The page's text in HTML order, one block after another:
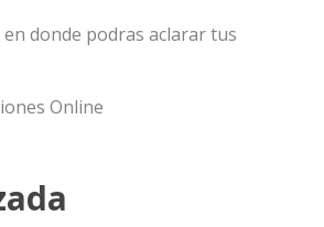
donde podras aclarar tus